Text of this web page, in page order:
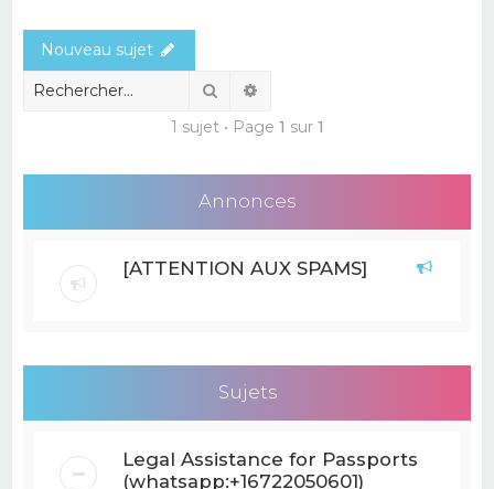
r
Nouveau sujet
Rechercher
1 sujet • Page 1 sur 1
Annonces
[ATTENTION AUX SPAMS]
Sujets
Legal Assistance for Passports
(whatsapp:+16722050601)